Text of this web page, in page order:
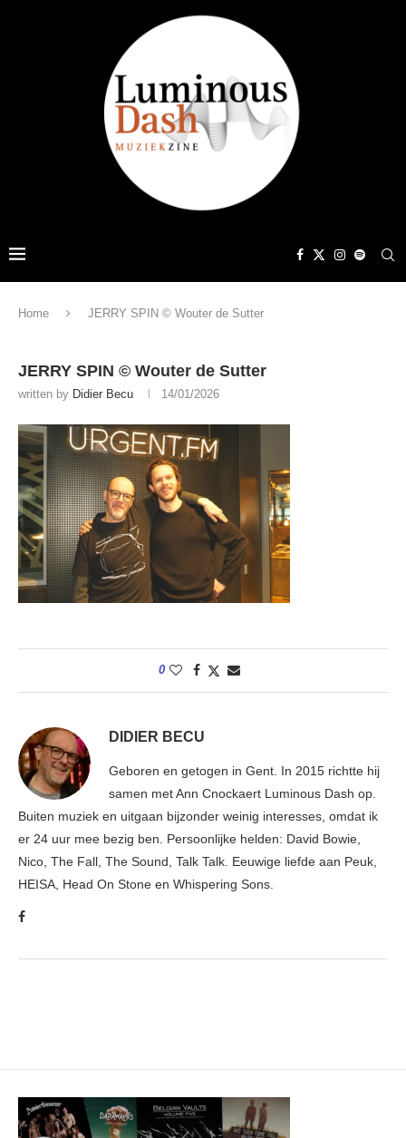
Home JERRY SPIN © Wouter de Sutter
JERRY SPIN © Wouter de Sutter
written by Didier Becu 14/01/2026
0
DIDIER BECU
Geboren en getogen in Gent. In 2015 richtte hij
samen met Ann Cnockaert Luminous Dash op.
Buiten muziek en uitgaan bijzonder weinig interesses, omdat ik
er 24 uur mee bezig ben. Persoonlijke helden: David Bowie,
Nico, The Fall, The Sound, Talk Talk. Eeuwige liefde aan Peuk,
HEISA, Head On Stone en Whispering Sons.